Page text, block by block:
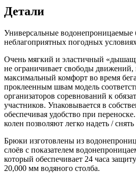
Детали
Универсальные водонепроницаемые
неблагоприятных погодных
Очень мягкий и эластичный
не ограничивает свободы движений,
максимальный комфорт во время
проклеенным швам модель
организаторов соревнований к
участников. Упаковывается в
обеспечивая удобство при
колен позволяют легко надеть /
Брюки изготовлены из
слоёв с показателем
который обеспечивает 24 часа
20,000 мм водяного столба.